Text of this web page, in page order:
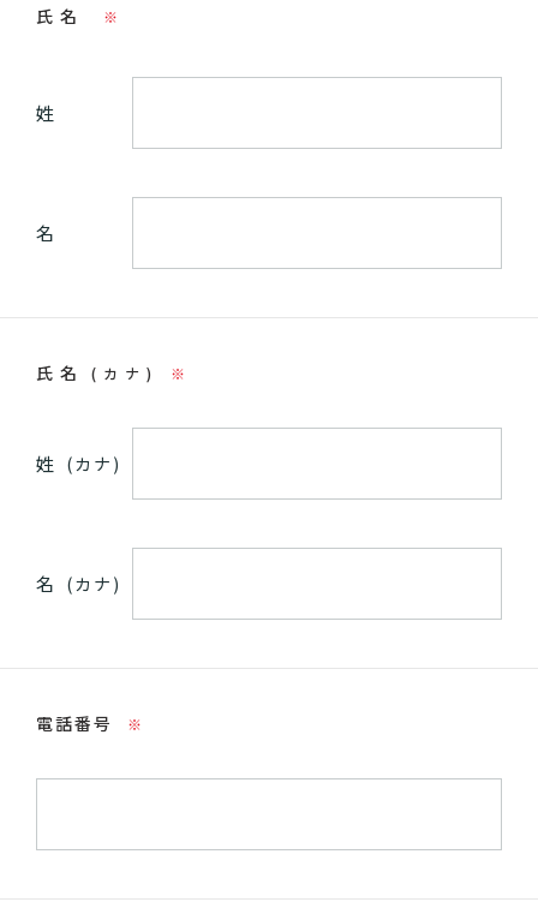
氏名 ※
姓
名
氏名(カナ) ※
姓 (カナ)
名 (カナ)
電話番号 ※